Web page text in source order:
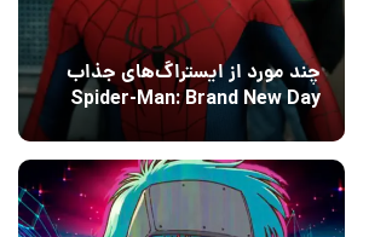
چند مورد از ایستراگ‌های جذاب
Spider-Man: Brand New Day
فاش شدند
۰